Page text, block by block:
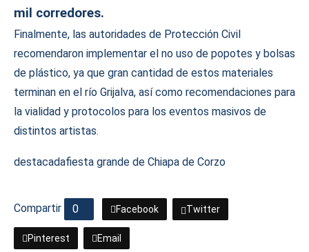
mil corredores.
Finalmente, las autoridades de Protección Civil
recomendaron implementar el no uso de popotes y bolsas
de plástico, ya que gran cantidad de estos materiales
terminan en el río Grijalva, así como recomendaciones para
la vialidad y protocolos para los eventos masivos de
distintos artistas.
destacadafiesta grande de Chiapa de Corzo
Compartir 0 Facebook Twitter
Pinterest Email